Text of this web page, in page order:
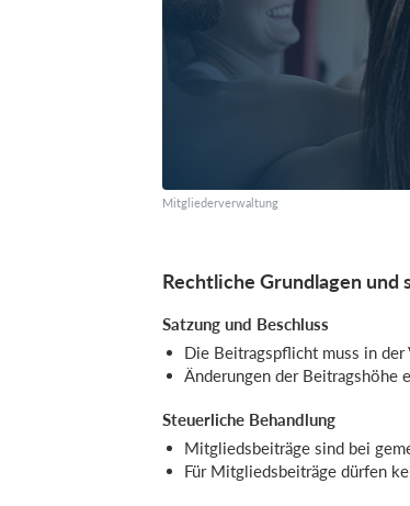
Mitgliederverwaltung
Rechtliche Grundlagen und
Satzung und Beschluss
Die Beitragspflicht muss in der
Änderungen der Beitragshöhe
Steuerliche Behandlung
Mitgliedsbeiträge sind bei
Für Mitgliedsbeiträge dürfen